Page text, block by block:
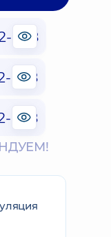
888
888
888